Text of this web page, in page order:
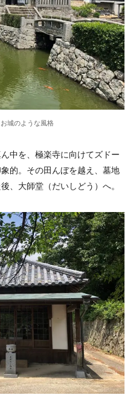
城のような風格
中を、極楽寺に向けてズドー
的。その田んぼを越え、墓地
、大師堂（だいしどう）へ。